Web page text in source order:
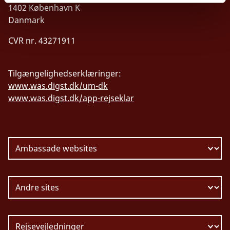
1402 København K
Danmark
CVR nr. 43271911
Tilgængelighedserklæringer:
www.was.digst.dk/um-dk
www.was.digst.dk/app-rejseklar